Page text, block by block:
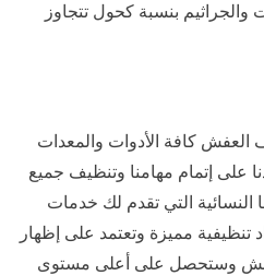
بنسبة كحول تتجاوز
العفش كافة الأدوات والمعدات
على إتمام مهامنا وتنظيف جميع
النسائية التي تقدم لك خدمات
مميزة وتعتمد على إظهار
وستحصل على أعلى مستوى